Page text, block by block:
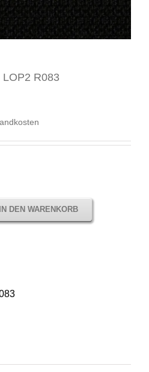
R083
IN DEN WARENKORB